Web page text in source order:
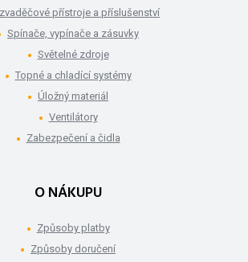
přístroje a příslušenství
Spínače, vypínače a zásuvky
Světelné zdroje
Topné a chladící systémy
Úložný materiál
Ventilátory
Zabezpečení a čidla
O NÁKUPU
Způsoby platby
Způsoby doručení